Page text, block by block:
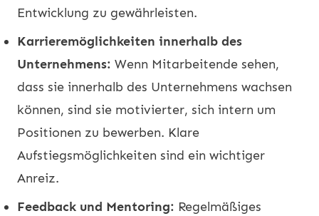
Entwicklung zu gewährleisten.
Karrieremöglichkeiten innerhalb des
Unternehmens: Wenn Mitarbeitende sehen,
dass sie innerhalb des Unternehmens wachsen
können, sind sie motivierter, sich intern um
Positionen zu bewerben. Klare
Aufstiegsmöglichkeiten sind ein wichtiger
Anreiz.
Feedback und Mentoring: Regelmäßiges